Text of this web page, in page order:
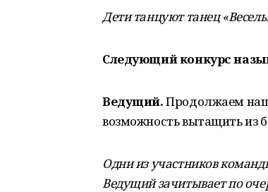
Дети танцуют танец
Следующий конкурс
Ведущий.Продолжаем
возможность вытащить из
Одни из участников
Ведущий зачитывает по